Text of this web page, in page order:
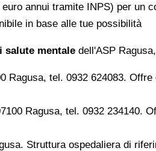
euro annui tramite INPS) per un
in base alle tue possibilità
mentale dell'ASP
tel. 0932 624083.
Ragusa, tel. 0932 234140.
Struttura ospedaliera di